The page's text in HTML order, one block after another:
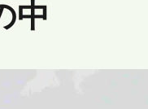
中